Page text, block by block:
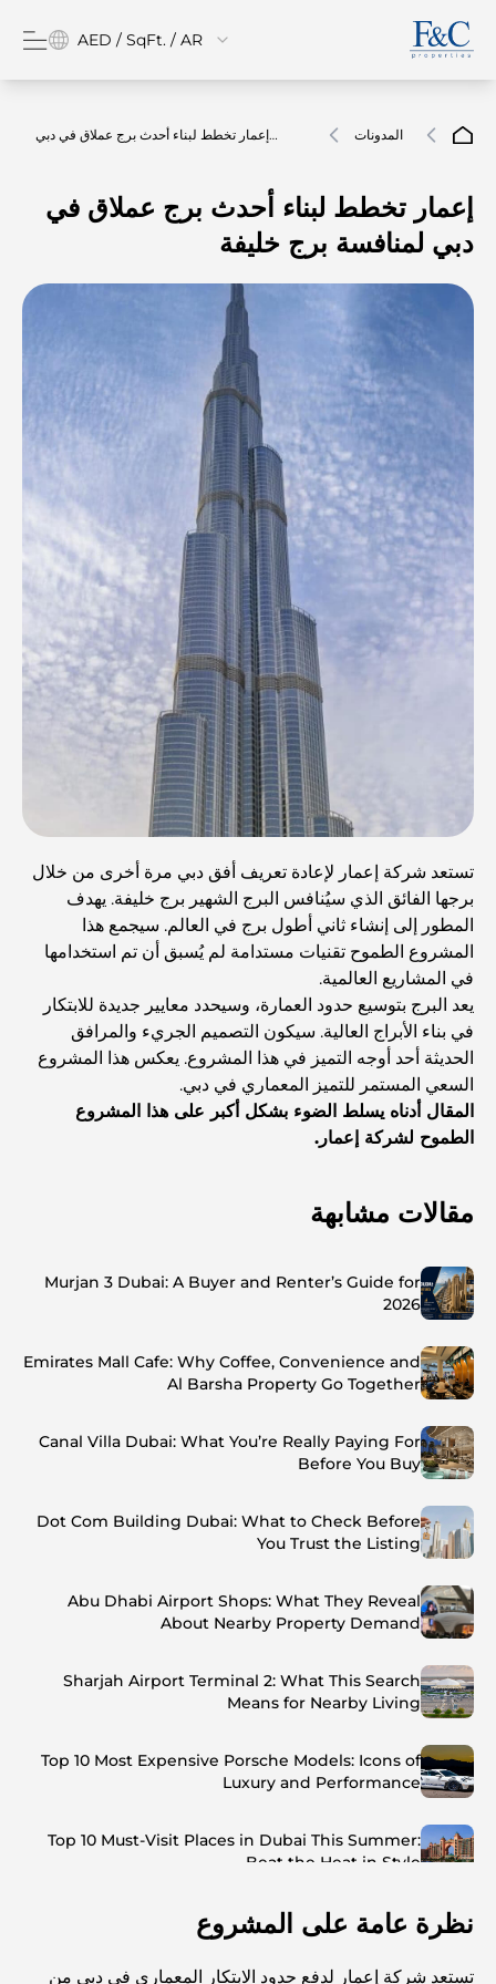
AED / SqFt. / AR
المدونات
إعمار تخطط لبناء أحدث برج عملاق في دبي
إعمار تخطط لبناء أحدث برج عملاق في
دبي لمنافسة برج خليفة
تستعد شركة إعمار لإعادة تعريف أفق دبي مرة أخرى من خلال
برجها الفائق الذي سيُنافس البرج الشهير برج خليفة. يهدف
المطور إلى إنشاء ثاني أطول برج في العالم. سيجمع هذا
المشروع الطموح تقنيات مستدامة لم يُسبق أن تم استخدامها
في المشاريع العالمية.
يعد البرج بتوسيع حدود العمارة، وسيحدد معايير جديدة للابتكار
في بناء الأبراج العالية. سيكون التصميم الجريء والمرافق
الحديثة أحد أوجه التميز في هذا المشروع. يعكس هذا المشروع
السعي المستمر للتميز المعماري في دبي.
المقال أدناه يسلط الضوء بشكل أكبر على هذا المشروع
الطموح لشركة إعمار.
مقالات مشابهة
Murjan 3 Dubai: A Buyer and Renter’s Guide for
2026
Emirates Mall Cafe: Why Coffee, Convenience and
Al Barsha Property Go Together
Canal Villa Dubai: What You’re Really Paying For
Before You Buy
Dot Com Building Dubai: What to Check Before
You Trust the Listing
Abu Dhabi Airport Shops: What They Reveal
About Nearby Property Demand
Sharjah Airport Terminal 2: What This Search
Means for Nearby Living
Top 10 Most Expensive Porsche Models: Icons of
Luxury and Performance
Top 10 Must-Visit Places in Dubai This Summer:
Beat the Heat in Style
Top 7 Busiest Airports in the World: Hub of Global
نظرة عامة على المشروع
تستعد شركة إعمار لدفع حدود الابتكار المعماري في دبي من